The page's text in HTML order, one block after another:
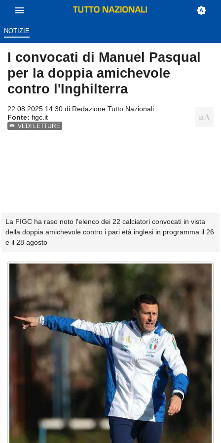
NOTIZIE
I convocati di Manuel Pasqual
per la doppia amichevole
contro l'Inghilterra
22.08.2025 14:30 di Redazione Tutto Nazionali
Fonte: figc.it
VEDI LETTURE
La FIGC ha raso noto l'elenco dei 22 calciatori convocati in vista
della doppia amichevole contro i pari età inglesi in programma il 26
e il 28 agosto